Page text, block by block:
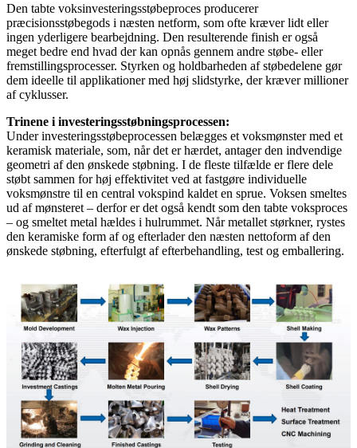
Den tabte voksinvesteringsstøbeproces producerer
præcisionsstøbegods i næsten netform, som ofte kræver lidt eller
ingen yderligere bearbejdning. Den resulterende finish er også
meget bedre end hvad der kan opnås gennem andre støbe- eller
fremstillingsprocesser. Styrken og holdbarheden af ​​støbedelene gør
dem ideelle til applikationer med høj slidstyrke, der kræver millioner
af cyklusser.
Trinene i investeringsstøbningsprocessen:
Under investeringsstøbeprocessen belægges et voksmønster med et
keramisk materiale, som, når det er hærdet, antager den indvendige
geometri af den ønskede støbning. I de fleste tilfælde er flere dele
støbt sammen for høj effektivitet ved at fastgøre individuelle
voksmønstre til en central vokspind kaldet en sprue. Voksen smeltes
ud af mønsteret – derfor er det også kendt som den tabte voksproces
– og smeltet metal hældes i hulrummet. Når metallet størkner, rystes
den keramiske form af og efterlader den næsten nettoform af den
ønskede støbning, efterfulgt af efterbehandling, test og emballering.